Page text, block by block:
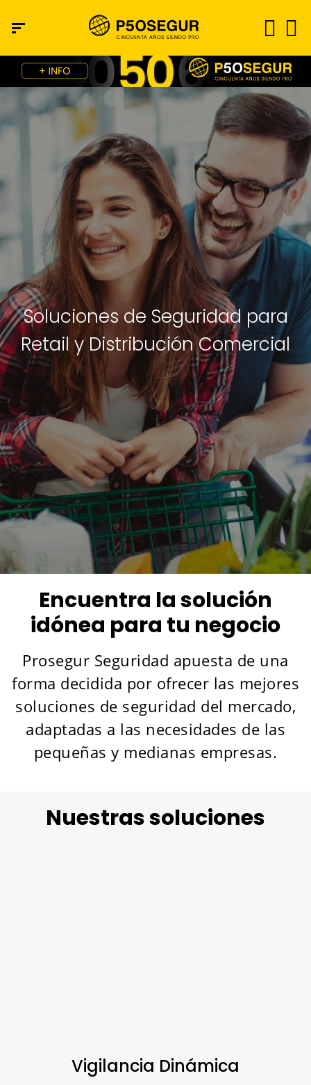
Soluciones de Seguridad para
Retail y Distribución Comercial
Encuentra la solución
idónea para tu negocio
Prosegur Seguridad apuesta de una
forma decidida por ofrecer las mejores
soluciones de seguridad del mercado,
adaptadas a las necesidades de las
pequeñas y medianas empresas.
Nuestras soluciones
Vigilancia Dinámica